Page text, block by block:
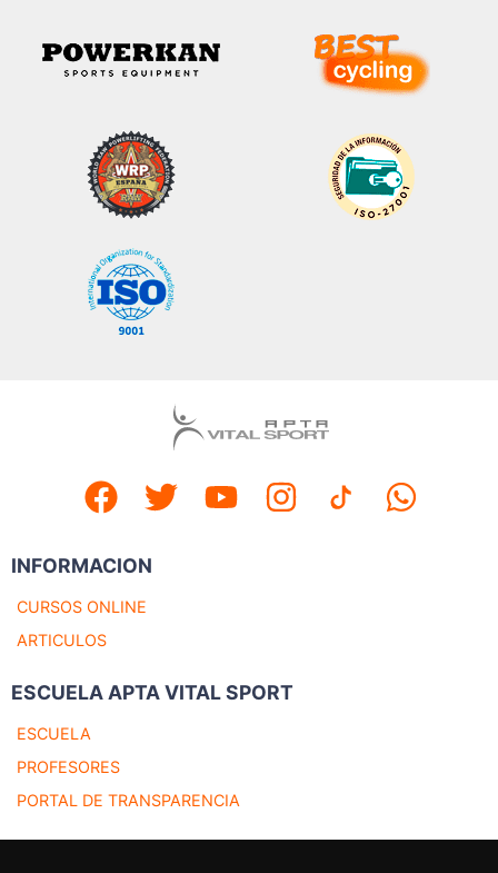
INFORMACION
CURSOS ONLINE
ARTICULOS
ESCUELA APTA VITAL SPORT
ESCUELA
PROFESORES
PORTAL DE TRANSPARENCIA